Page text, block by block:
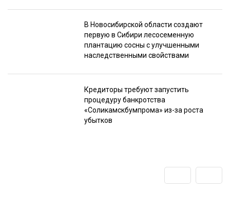
В Новосибирской области создают
первую в Сибири лесосеменную
плантацию сосны с улучшенными
наследственными свойствами
Кредиторы требуют запустить
процедуру банкротства
«Соликамскбумпрома» из-за роста
убытков